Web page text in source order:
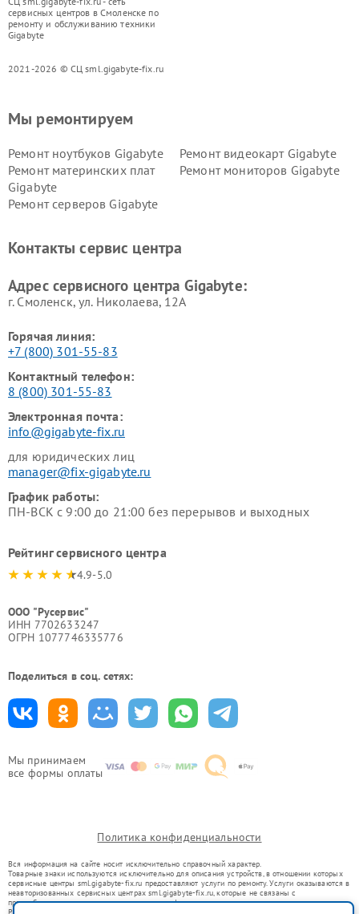
сервисных центров в Смоленске по
ремонту и обслуживанию техники
Gigabyte
2021-2026 © СЦ sml.gigabyte-fix.ru
Мы принимаем
все формы оплаты
Мы ремонтируем
Ремонт ноутбуков Gigabyte
Ремонт видеокарт Gigabyte
Ремонт материнских плат
Gigabyte
Ремонт мониторов Gigabyte
Ремонт серверов Gigabyte
Контакты сервис центра
Адрес сервисного центра Gigabyte:
г. Смоленск, ул. Николаева, 12А
Горячая линия:
+7 (800) 301-55-83
Контактный телефон:
8 (800) 301-55-83
Электронная почта:
info@gigabyte-fix.ru
для юридических лиц
manager@fix-gigabyte.ru
График работы:
ПН-ВСК с 9:00 до 21:00 без перерывов и выходных
Рейтинг сервисного центра
4.9-5.0
ООО "Русервис"
ИНН 7702633247
ОГРН 1077746335776
Поделиться в соц. сетях:
Политика конфиденциальности
Вся информация на сайте носит исключительно справочный характер.
Товарные знаки используются исключительно для описания устройств, в отношении которых
сервисные центры sml.gigabyte-fix.ru предоставляют услуги по ремонту. Услуги оказываются в
неавторизованных сервисных центрах sml.gigabyte-fix.ru, которые не связаны с
правообладателями товарных знаков или их официальными представителями.